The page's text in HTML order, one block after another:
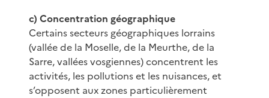
c) Concentration géographique
Certains secteurs géographiques lorrains
(vallée de la Moselle, de la Meurthe, de la
Sarre, vallées vosgiennes) concentrent les
activités, les pollutions et les nuisances, et
s’opposent aux zones particulièrement